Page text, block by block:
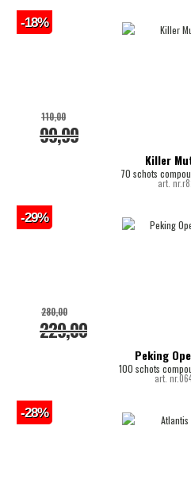
Killer
70 schots
art.
99,99
110,00
-18%
Peking
100 schots
art.
229,00
280,00
-29%
-28%